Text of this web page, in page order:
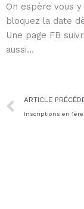
On espère vous
bloquez la date
Une page FB
aussi…
Prev
ARTICLE
Inscriptions en